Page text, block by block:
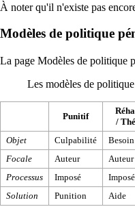
À noter qu'il n'existe pas
Modèles de politique
La page Modèles de politique
Les modèles de
Punitif
/
Objet Culpabilité Besoin
Focale
Auteur Auteur
Processus
Imposé
Solution
Punition Aide